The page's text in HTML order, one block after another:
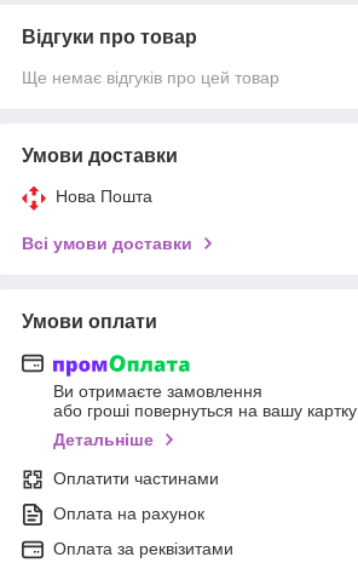
Відгуки про товар
Ще немає відгуків про цей товар
Умови доставки
Нова Пошта
Всі умови доставки
Умови оплати
Ви отримаєте замовлення
або гроші повернуться на вашу картку
Детальніше
Оплатити частинами
Оплата на рахунок
Оплата за реквізитами